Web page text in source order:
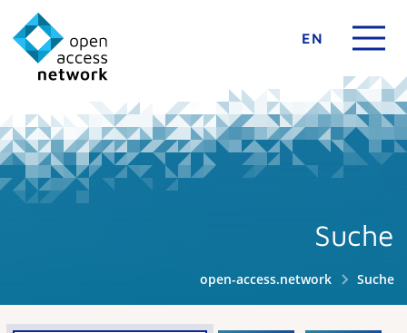
EN
Suche
open-access.network Suche